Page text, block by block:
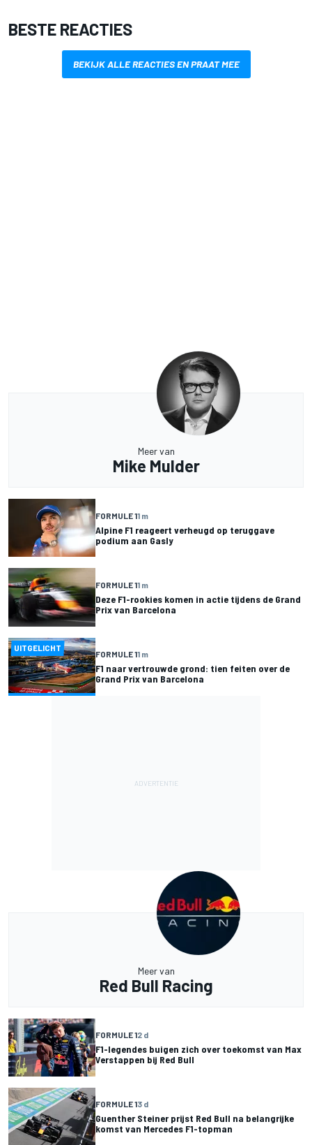
BESTE REACTIES
BEKIJK ALLE REACTIES EN PRAAT MEE
Meer van
Mike Mulder
FORMULE 11 m
Alpine F1 reageert verheugd op teruggave
podium aan Gasly
FORMULE 11 m
Deze F1-rookies komen in actie tijdens de Grand
Prix van Barcelona
UITGELICHT
FORMULE 11 m
F1 naar vertrouwde grond: tien feiten over de
Grand Prix van Barcelona
Meer van
Red Bull Racing
FORMULE 12 d
F1-legendes buigen zich over toekomst van Max
Verstappen bij Red Bull
FORMULE 13 d
Guenther Steiner prijst Red Bull na belangrijke
komst van Mercedes F1-topman